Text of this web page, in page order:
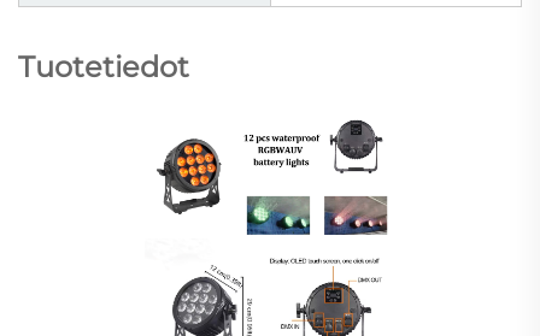
Tuotetiedot